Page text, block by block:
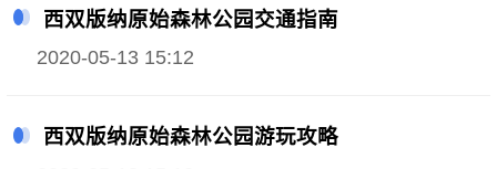
西双版纳原始森林公园交通指南
2020-05-13 15:12
西双版纳原始森林公园游玩攻略